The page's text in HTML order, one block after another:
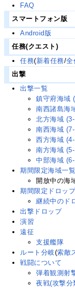
FAQ
スマートフォン版
Android版
任務(クエスト)
任務(新着任務/全
出撃
出撃一覧
鎮守府海域
南西諸島海
北方海域
南西海域
西方海域
南方海域
中部海域
期間限定海域一覧
開放中の海
期間限定ドロッ
継続中のド
出撃ドロップ
演習
遠征
支援艦隊
ルート分岐(索敵
戦闘について
弾着観測射
夜戦(攻撃分